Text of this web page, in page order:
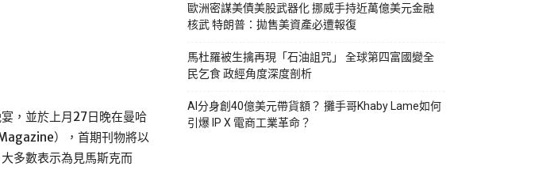
，並於上月27日晚在曼哈
），首期刊物將以
多數表示為見馬斯克而
歐洲密謀美債美股武器化 挪威手持近萬億美元金融
核武 特朗普：拋售美資產必遭報復
馬杜羅被生擒再現「石油詛咒」 全球第四富國變全
民乞食 政經角度深度剖析
AI分身創40億美元帶貨額？ 攤手哥Khaby Lame如何
引爆 IP X 電商工業革命？